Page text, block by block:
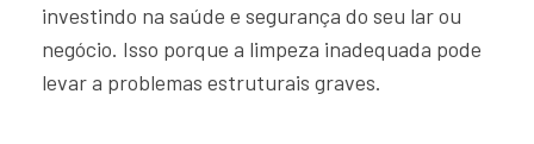
investindo na saúde e segurança do seu lar ou
negócio. Isso porque a limpeza inadequada pode
levar a problemas estruturais graves.